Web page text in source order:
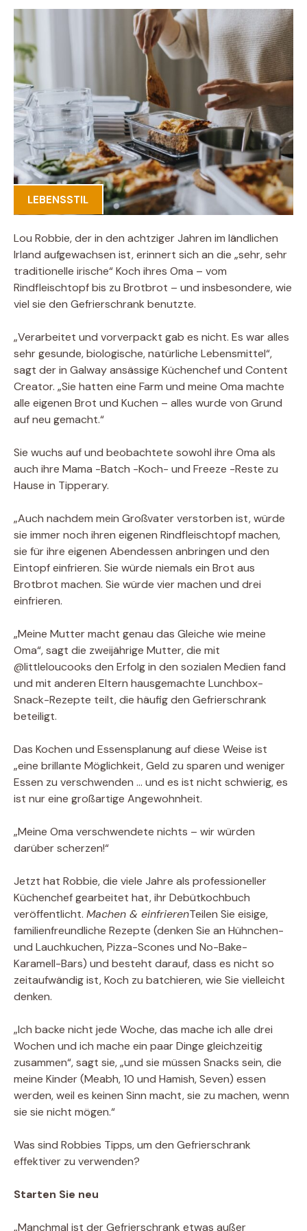
LEBENSSTIL
Lou Robbie, der in den achtziger Jahren im ländlichen
Irland aufgewachsen ist, erinnert sich an die „sehr, sehr
traditionelle irische“ Koch ihres Oma – vom
Rindfleischtopf bis zu Brotbrot – und insbesondere, wie
viel sie den Gefrierschrank benutzte.
„Verarbeitet und vorverpackt gab es nicht. Es war alles
sehr gesunde, biologische, natürliche Lebensmittel“,
sagt der in Galway ansässige Küchenchef und Content
Creator. „Sie hatten eine Farm und meine Oma machte
alle eigenen Brot und Kuchen – alles wurde von Grund
auf neu gemacht.“
Sie wuchs auf und beobachtete sowohl ihre Oma als
auch ihre Mama -Batch -Koch- und Freeze -Reste zu
Hause in Tipperary.
„Auch nachdem mein Großvater verstorben ist, würde
sie immer noch ihren eigenen Rindfleischtopf machen,
sie für ihre eigenen Abendessen anbringen und den
Eintopf einfrieren. Sie würde niemals ein Brot aus
Brotbrot machen. Sie würde vier machen und drei
einfrieren.
„Meine Mutter macht genau das Gleiche wie meine
Oma“, sagt die zweijährige Mutter, die mit
@littleloucooks den Erfolg in den sozialen Medien fand
und mit anderen Eltern hausgemachte Lunchbox-
Snack-Rezepte teilt, die häufig den Gefrierschrank
beteiligt.
Das Kochen und Essensplanung auf diese Weise ist
„eine brillante Möglichkeit, Geld zu sparen und weniger
Essen zu verschwenden … und es ist nicht schwierig, es
ist nur eine großartige Angewohnheit.
„Meine Oma verschwendete nichts – wir würden
darüber scherzen!“
Jetzt hat Robbie, die viele Jahre als professioneller
Küchenchef gearbeitet hat, ihr Debütkochbuch
veröffentlicht. Machen & einfrierenTeilen Sie eisige,
familienfreundliche Rezepte (denken Sie an Hühnchen-
und Lauchkuchen, Pizza-Scones und No-Bake-
Karamell-Bars) und besteht darauf, dass es nicht so
zeitaufwändig ist, Koch zu batchieren, wie Sie vielleicht
denken.
„Ich backe nicht jede Woche, das mache ich alle drei
Wochen und ich mache ein paar Dinge gleichzeitig
zusammen“, sagt sie, „und sie müssen Snacks sein, die
meine Kinder (Meabh, 10 und Hamish, Seven) essen
werden, weil es keinen Sinn macht, sie zu machen, wenn
sie sie nicht mögen.“
Was sind Robbies Tipps, um den Gefrierschrank
effektiver zu verwenden?
Starten Sie neu
„Manchmal ist der Gefrierschrank etwas außer